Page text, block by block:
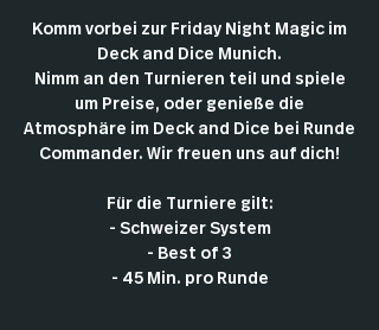
Komm vorbei zur Friday Night Magic im
Deck and Dice Munich.
Nimm an den Turnieren teil und spiele
um Preise, oder genieße die
Atmosphäre im Deck and Dice bei Runde
Commander. Wir freuen uns auf dich!
Für die Turniere gilt:
- Schweizer System
- Best of 3
- 45 Min. pro Runde